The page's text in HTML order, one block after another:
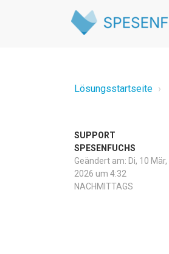
Lösungsstartseite
SUPPORT
SPESENFUCHS
Geändert am: Di, 10 Mär,
2026 um 4:32
NACHMITTAGS